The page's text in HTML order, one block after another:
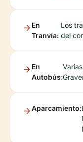
En
Tranvía:
Los
del
En
Autobús:
Aparcamiento: